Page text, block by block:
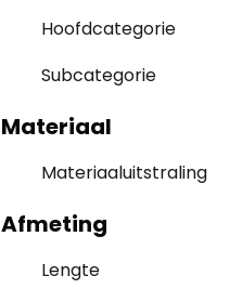
Hoofdcategorie
Subcategorie
Materiaal
Materiaaluitstraling
Afmeting
Lengte